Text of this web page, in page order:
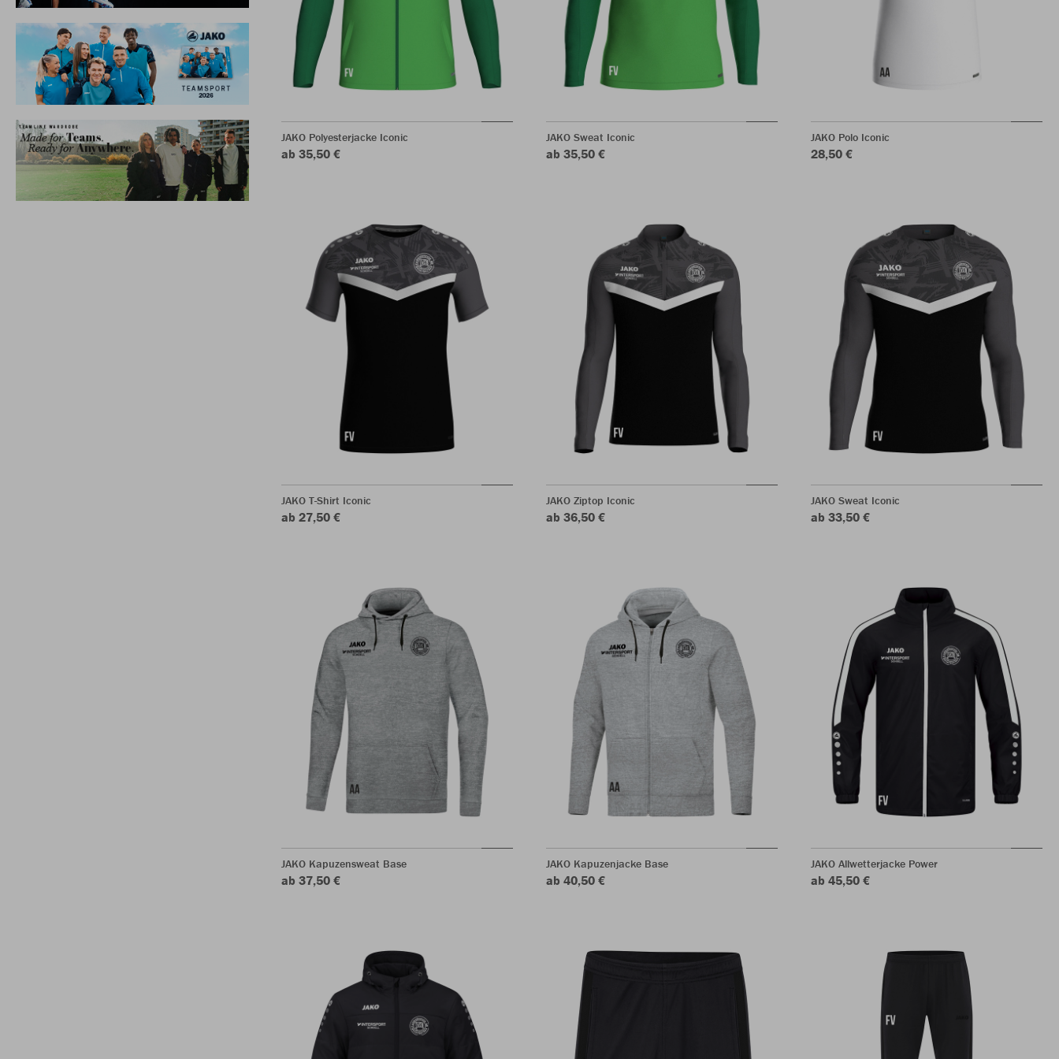
JAKO Polyesterjacke Iconic
ab 35,50 €
JAKO Sweat Iconic
ab 35,50 €
JAKO Polo Iconic
28,50 €
JAKO T-Shirt Iconic
ab 27,50 €
JAKO Ziptop Iconic
ab 36,50 €
JAKO Sweat Iconic
ab 33,50 €
JAKO Kapuzensweat Base
ab 37,50 €
JAKO Kapuzenjacke Base
ab 40,50 €
JAKO Allwetterjacke Power
ab 45,50 €